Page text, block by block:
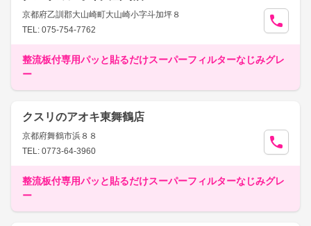
京都府乙訓郡大山崎町大山崎小字斗加坪８
TEL: 075-754-7762
整流板付専用パッと貼るだけスーパーフィルターなじみグレ
ー
クスリのアオキ東舞鶴店
京都府舞鶴市浜８８
TEL: 0773-64-3960
整流板付専用パッと貼るだけスーパーフィルターなじみグレ
ー